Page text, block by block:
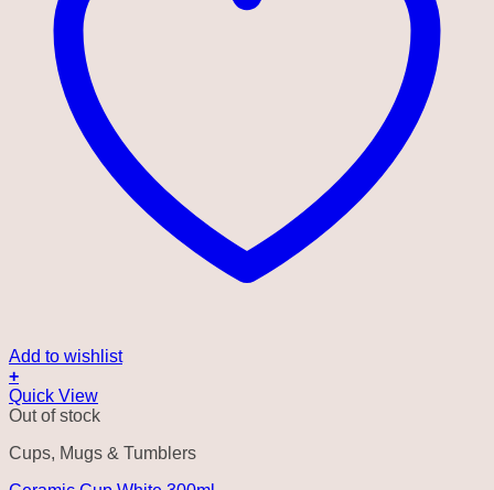
Add to wishlist
+
Quick View
Out of stock
Cups, Mugs & Tumblers